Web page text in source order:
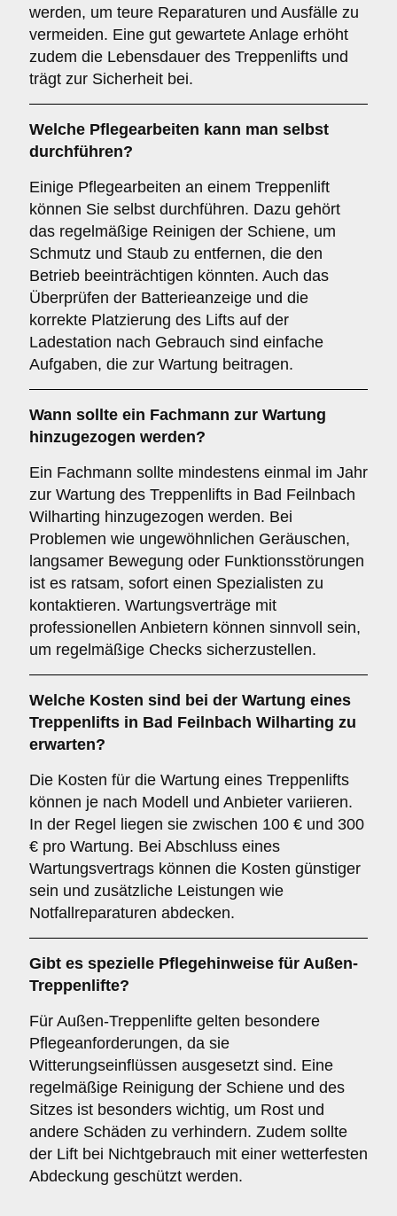
werden, um teure Reparaturen und Ausfälle zu
vermeiden. Eine gut gewartete Anlage erhöht
zudem die Lebensdauer des Treppenlifts und
trägt zur Sicherheit bei.
Welche Pflegearbeiten kann man selbst
durchführen?
Einige Pflegearbeiten an einem Treppenlift
können Sie selbst durchführen. Dazu gehört
das regelmäßige Reinigen der Schiene, um
Schmutz und Staub zu entfernen, die den
Betrieb beeinträchtigen könnten. Auch das
Überprüfen der Batterieanzeige und die
korrekte Platzierung des Lifts auf der
Ladestation nach Gebrauch sind einfache
Aufgaben, die zur Wartung beitragen.
Wann sollte ein Fachmann zur Wartung
hinzugezogen werden?
Ein Fachmann sollte mindestens einmal im Jahr
zur Wartung des Treppenlifts in Bad Feilnbach
Wilharting hinzugezogen werden. Bei
Problemen wie ungewöhnlichen Geräuschen,
langsamer Bewegung oder Funktionsstörungen
ist es ratsam, sofort einen Spezialisten zu
kontaktieren. Wartungsverträge mit
professionellen Anbietern können sinnvoll sein,
um regelmäßige Checks sicherzustellen.
Welche Kosten sind bei der Wartung eines
Treppenlifts in Bad Feilnbach Wilharting zu
erwarten?
Die Kosten für die Wartung eines Treppenlifts
können je nach Modell und Anbieter variieren.
In der Regel liegen sie zwischen 100 € und 300
€ pro Wartung. Bei Abschluss eines
Wartungsvertrags können die Kosten günstiger
sein und zusätzliche Leistungen wie
Notfallreparaturen abdecken.
Gibt es spezielle Pflegehinweise für Außen-
Treppenlifte?
Für Außen-Treppenlifte gelten besondere
Pflegeanforderungen, da sie
Witterungseinflüssen ausgesetzt sind. Eine
regelmäßige Reinigung der Schiene und des
Sitzes ist besonders wichtig, um Rost und
andere Schäden zu verhindern. Zudem sollte
der Lift bei Nichtgebrauch mit einer wetterfesten
Abdeckung geschützt werden.